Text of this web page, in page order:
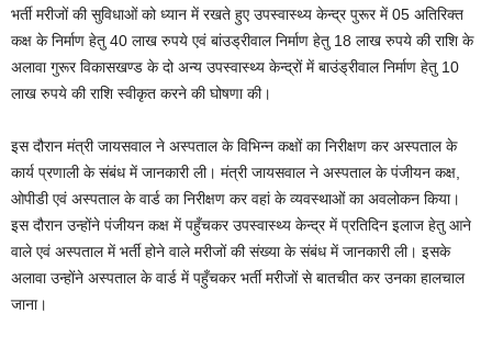
भर्ती मरीजों की सुविधाओं को ध्यान में रखते हुए उपस्वास्थ्य केन्द्र पुरूर में 05 अतिरिक्त
कक्ष के निर्माण हेतु 40 लाख रुपये एवं बांउड्रीवाल निर्माण हेतु 18 लाख रुपये की राशि के
अलावा गुरूर विकासखण्ड के दो अन्य उपस्वास्थ्य केन्द्रों में बाउंड्रीवाल निर्माण हेतु 10
लाख रुपये की राशि स्वीकृत करने की घोषणा की।
इस दौरान मंत्री जायसवाल ने अस्पताल के विभिन्न कक्षों का निरीक्षण कर अस्पताल के
कार्य प्रणाली के संबंध में जानकारी ली। मंत्री जायसवाल ने अस्पताल के पंजीयन कक्ष,
ओपीडी एवं अस्पताल के वार्ड का निरीक्षण कर वहां के व्यवस्थाओं का अवलोकन किया।
इस दौरान उन्होंने पंजीयन कक्ष में पहुँचकर उपस्वास्थ्य केन्द्र में प्रतिदिन इलाज हेतु आने
वाले एवं अस्पताल में भर्ती होने वाले मरीजों की संख्या के संबंध में जानकारी ली। इसके
अलावा उन्होंने अस्पताल के वार्ड में पहुँचकर भर्ती मरीजों से बातचीत कर उनका हालचाल
जाना।